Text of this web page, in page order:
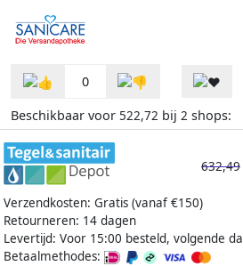
0
Beschikbaar voor 522,72 bij 2 shops:
Verzendkosten: Gratis (vanaf €150)
Retourneren: 14 dagen
Levertijd: Voor 15:00 besteld, volgende
Betaalmethodes:
632,49